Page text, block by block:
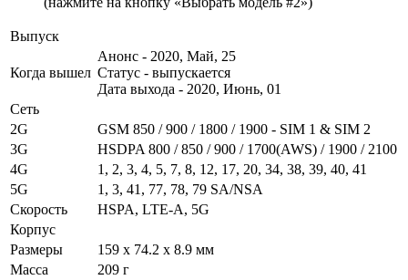
Выпуск
Когда вышел
Анонс - 2020, Май, 25
Статус - выпускается
Дата выхода - 2020, Июнь, 01
Сеть
2G
GSM 850 / 900 / 1800 / 1900 - SIM 1 & SIM 2
3G
HSDPA 800 / 850 / 900 / 1700(AWS) / 1900 / 2100
4G
1, 2, 3, 4, 5, 7, 8, 12, 17, 20, 34, 38, 39, 40, 41
5G
1, 3, 41, 77, 78, 79 SA/NSA
Скорость
HSPA, LTE-A, 5G
Корпус
Размеры
159 x 74.2 x 8.9 мм
Масса
209 г